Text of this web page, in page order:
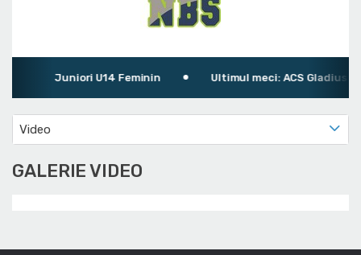
Juniori U14 Feminin Ultimul meci: ACS Gladius
Video
GALERIE VIDEO